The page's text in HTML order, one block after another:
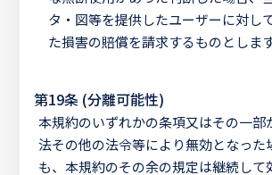
タ・図等を提供したユーザーに対し
た損害の賠償を請求するものとします
第19条 (分離可能性)
本規約のいずれかの条項又はその一部
法その他の法令等により無効となった
も、本規約のその余の規定は継続して